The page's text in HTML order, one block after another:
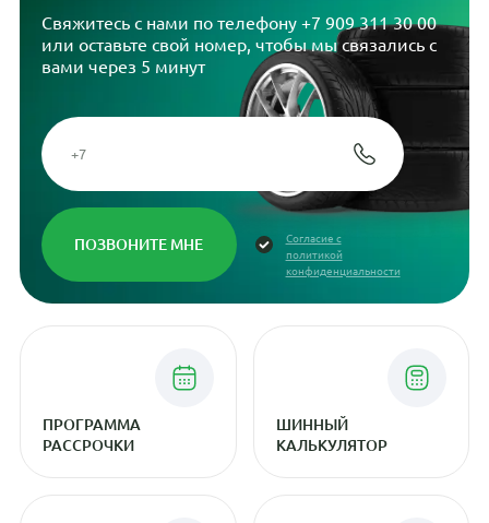
Свяжитесь с нами по телефону +7 909 311 30 00
или оставьте свой номер, чтобы мы связались с
вами через 5 минут
Согласие с
политикой
конфиденциальности
ПРОГРАММА
РАССРОЧКИ
ШИННЫЙ
КАЛЬКУЛЯТОР